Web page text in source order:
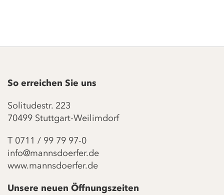
So erreichen Sie uns
Solitudestr. 223
70499 Stuttgart-Weilimdorf
T 0711 / 99 79 97-0
info@mannsdoerfer.de
www.mannsdoerfer.de
Unsere neuen Öffnungszeiten